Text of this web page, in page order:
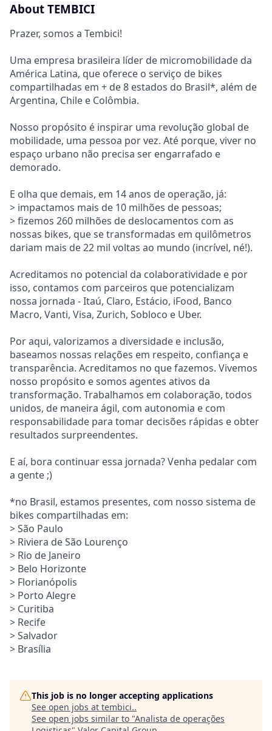
About TEMBICI
Prazer, somos a Tembici!
Uma empresa brasileira líder de micromobilidade da
América Latina, que oferece o serviço de bikes
compartilhadas em + de 8 estados do Brasil*, além de
Argentina, Chile e Colômbia.
Nosso propósito é inspirar uma revolução global de
mobilidade, uma pessoa por vez. Até porque, viver no
espaço urbano não precisa ser engarrafado e
demorado.
E olha que demais, em 14 anos de operação, já:
> impactamos mais de 10 milhões de pessoas;
> fizemos 260 milhões de deslocamentos com as
nossas bikes, que se transformadas em quilômetros
dariam mais de 22 mil voltas ao mundo (incrível, né!).
Acreditamos no potencial da colaboratividade e por
isso, contamos com parceiros que potencializam
nossa jornada - Itaú, Claro, Estácio, iFood, Banco
Macro, Vanti, Visa, Zurich, Sobloco e Uber.
Por aqui, valorizamos a diversidade e inclusão,
baseamos nossas relações em respeito, confiança e
transparência. Acreditamos no que fazemos. Vivemos
nosso propósito e somos agentes ativos da
transformação. Trabalhamos em colaboração, todos
unidos, de maneira ágil, com autonomia e com
responsabilidade para tomar decisões rápidas e obter
resultados surpreendentes.
E aí, bora continuar essa jornada? Venha pedalar com
a gente ;)
*no Brasil, estamos presentes, com nosso sistema de
bikes compartilhadas em:
> São Paulo
> Riviera de São Lourenço
> Rio de Janeiro
> Belo Horizonte
> Florianópolis
> Porto Alegre
> Curitiba
> Recife
> Salvador
> Brasília
This job is no longer accepting applications
See open jobs at tembici..
See open jobs similar to "Analista de operações